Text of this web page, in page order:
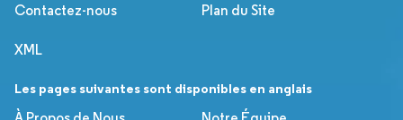
Contactez-nous Plan du Site
XML
Les pages suivantes sont disponibles en anglais